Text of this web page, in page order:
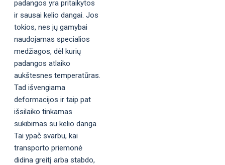
padangos yra pritaikytos
ir sausai kelio dangai. Jos
tokios, nes jų gamybai
naudojamas specialios
medžiagos, dėl kurių
padangos atlaiko
aukštesnes temperatūras.
Tad išvengiama
deformacijos ir taip pat
išsilaiko tinkamas
sukibimas su kelio danga.
Tai ypač svarbu, kai
transporto priemonė
didina greitį arba stabdo,